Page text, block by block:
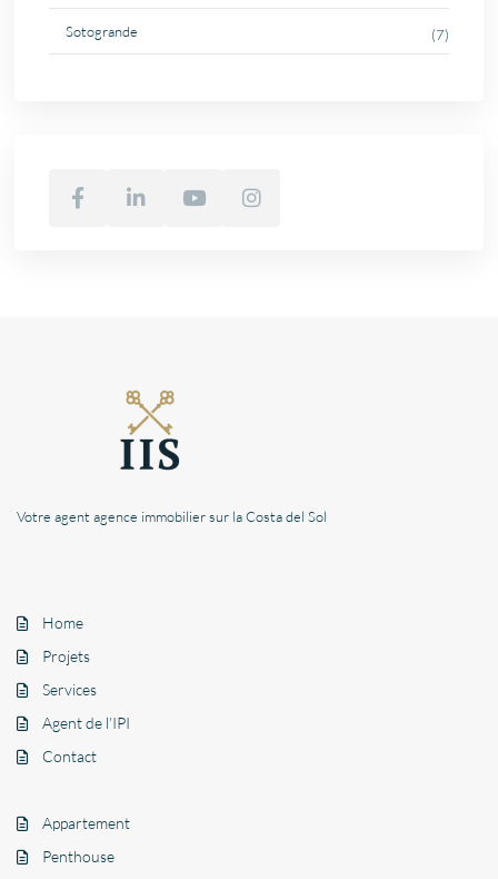
Sotogrande (7)
Votre agent agence immobilier sur la Costa del Sol
Home
Projets
Services
Agent de l’IPI
Contact
Appartement
Penthouse